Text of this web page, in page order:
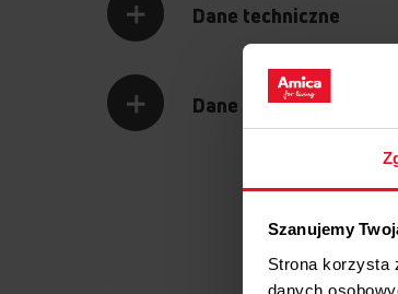
Szanujemy
Strona korzysta
danych
Dane techniczne
Dane logistyczne